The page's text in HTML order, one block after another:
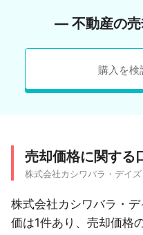
― 不動産の
購入を検
売却価格に関する
株式会社カシワバラ・デイズ
株式会社カシワバラ・
価は1件あり、売却価格